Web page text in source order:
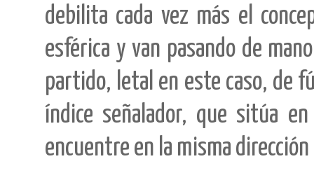
debilita cada vez más el
esférica y van pasando de
partido, letal en este caso, de
índice señalador, que sitúa
encuentre en la misma